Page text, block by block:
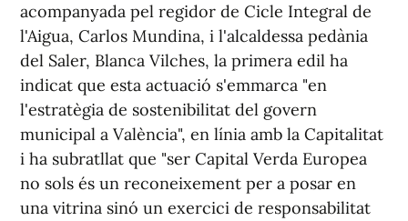
acompanyada pel regidor de Cicle Integral de
l'Aigua, Carlos Mundina, i l'alcaldessa pedània
del Saler, Blanca Vilches, la primera edil ha
indicat que esta actuació s'emmarca "en
l'estratègia de sostenibilitat del govern
municipal a València", en línia amb la Capitalitat
i ha subratllat que "ser Capital Verda Europea
no sols és un reconeixement per a posar en
una vitrina sinó un exercici de responsabilitat